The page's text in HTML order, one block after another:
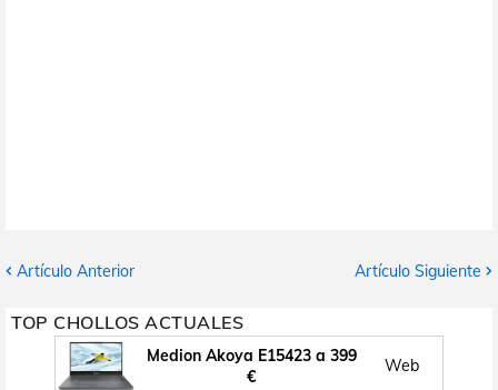
Artículo Anterior Artículo Siguiente
TOP CHOLLOS ACTUALES
Medion Akoya E15423 a 399
€
Web